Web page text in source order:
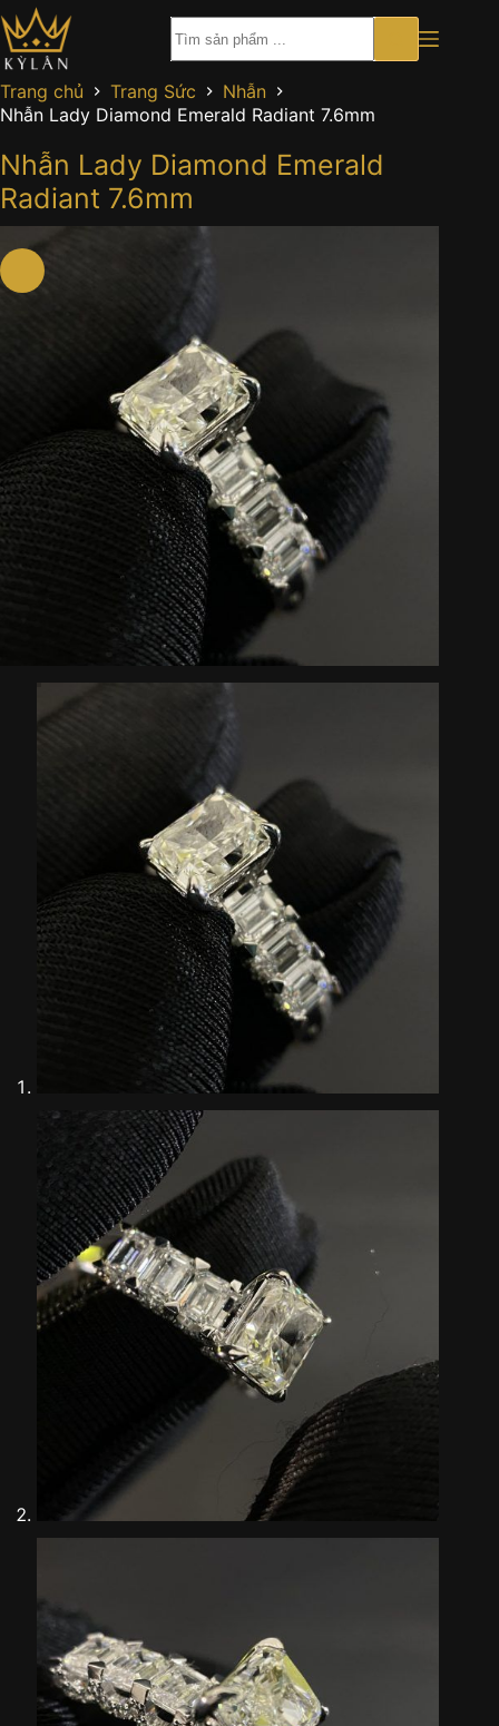
Chuyển
đến
phần
nội
dung
Trang chủ Trang Sức
Nhẫn
Nhẫn Lady Diamond Emerald Radiant 7.6mm
Nhẫn Lady Diamond Emerald
Radiant 7.6mm